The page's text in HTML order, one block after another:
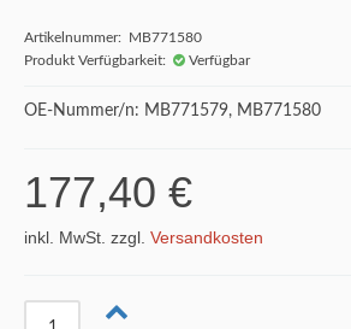
Artikelnummer: MB771580
Produkt Verfügbarkeit:
Verfügbar
OE-Nummer/n: MB771579, MB771580
177,40 €
inkl. MwSt. zzgl. Versandkosten